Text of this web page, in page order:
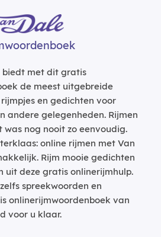
biedt met dit gratis
de meest uitgebreide
en gedichten voor
andere gelegenheden. Rijmen
was nog nooit zo eenvoudig.
online rijmen met Van
Rijm mooie gedichten
uit deze gratis onlinerijmhulp.
spreekwoorden en
onlinerijmwoordenboek van
voor u klaar.